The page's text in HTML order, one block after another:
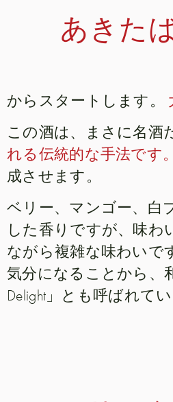
あきた
からスタートします。
この酒は、まさに名酒
れる伝統的な手法です。
成させます。
ベリー、マンゴー、白
した香りですが、味わ
ながら複雑な味わいで
気分になることから、
Delight」とも呼ばれてい